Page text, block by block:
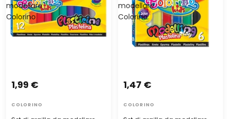
modellare
Colorino
1,99 €
COLORINO
modellare
Colorino
1,47 €
COLORINO